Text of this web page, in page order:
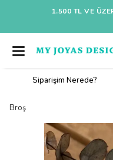
1.500 TL VE
Siparişim Nerede?
Broş